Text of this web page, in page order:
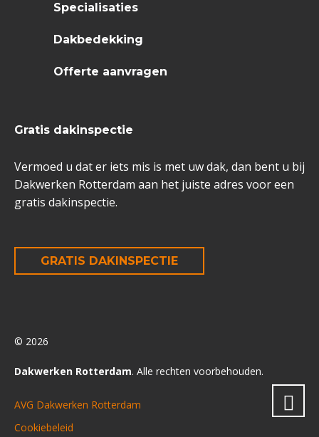
Specialisaties
Dakbedekking
Offerte aanvragen
Gratis dakinspectie
Vermoed u dat er iets mis is met uw dak, dan bent u bij
Dakwerken Rotterdam aan het juiste adres voor een
gratis dakinspectie.
GRATIS DAKINSPECTIE
© 2026
Dakwerken Rotterdam. Alle rechten voorbehouden.
AVG Dakwerken Rotterdam
Cookiebeleid